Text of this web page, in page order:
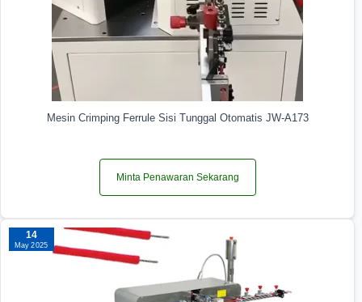
Mesin Crimping Ferrule Sisi Tunggal Otomatis JW-A173
Minta Penawaran Sekarang
14
May 2025